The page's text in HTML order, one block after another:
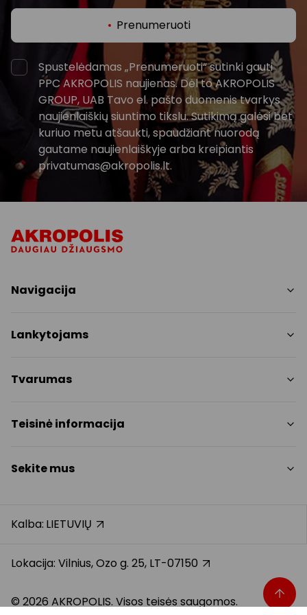
Prenumeruoti
Spustelėdamas „Prenumeruoti“ sutinki gauti
PPC AKROPOLIS naujienas. Dėl to AKROPOLIS
GROUP, UAB Tavo el. pašto duomenis tvarkys
naujienlaiškių siuntimo tikslu. Sutikimą galėsi bet
kuriuo metu atšaukti, spaudžiant nuorodą
gautame naujienlaiškyje arba kreipiantis
privatumas@akropolis.lt.
Navigacija
Paslaugos
Pramogos
Lankytojams
Nemokami patogumai
Kontaktai
Dovanų kortelė
Atsiliepimai
Tvarumas
Tvarumo ataskaita
Teisinė informacija
Slapukų politika
Dovanų kortelės bendrosios taisyklės
Klientų aptarnavimo standartas
Sekite mus
Facebook
TikTok
Kalba: LIETUVIŲ
Lokacija: Vilnius, Ozo g. 25, LT-07150
© 2026 AKROPOLIS. Visos teisės saugomos.